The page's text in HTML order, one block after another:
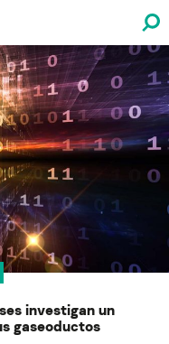
investigan un
gaseoductos